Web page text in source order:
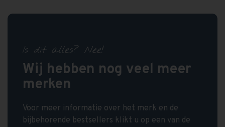
Is dit alles? Nee!
Wij hebben nog veel meer
merken
Voor meer informatie over het merk en de
bijbehorende bestsellers klikt u op een van de